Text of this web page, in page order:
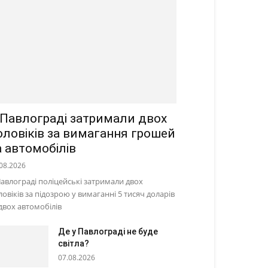
затримали двох
за вимагання грошей
автомобілів
поліцейські затримали двох
за підозрою у вимаганні 5 тисяч доларів
автомобілів
Де у Павлограді не буде
світла?
07.08.2026